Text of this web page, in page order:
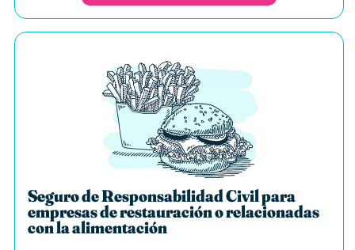
Seguro de Responsabilidad Civil para
empresas de restauración o relacionadas
con la alimentación